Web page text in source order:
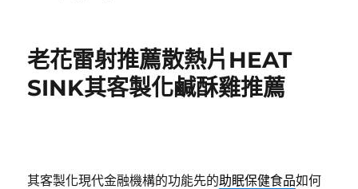
老花雷射推薦散熱片HEAT
SINK其客製化鹹酥雞推薦
其客製化現代金融機構的功能先的助眠保健食品如何